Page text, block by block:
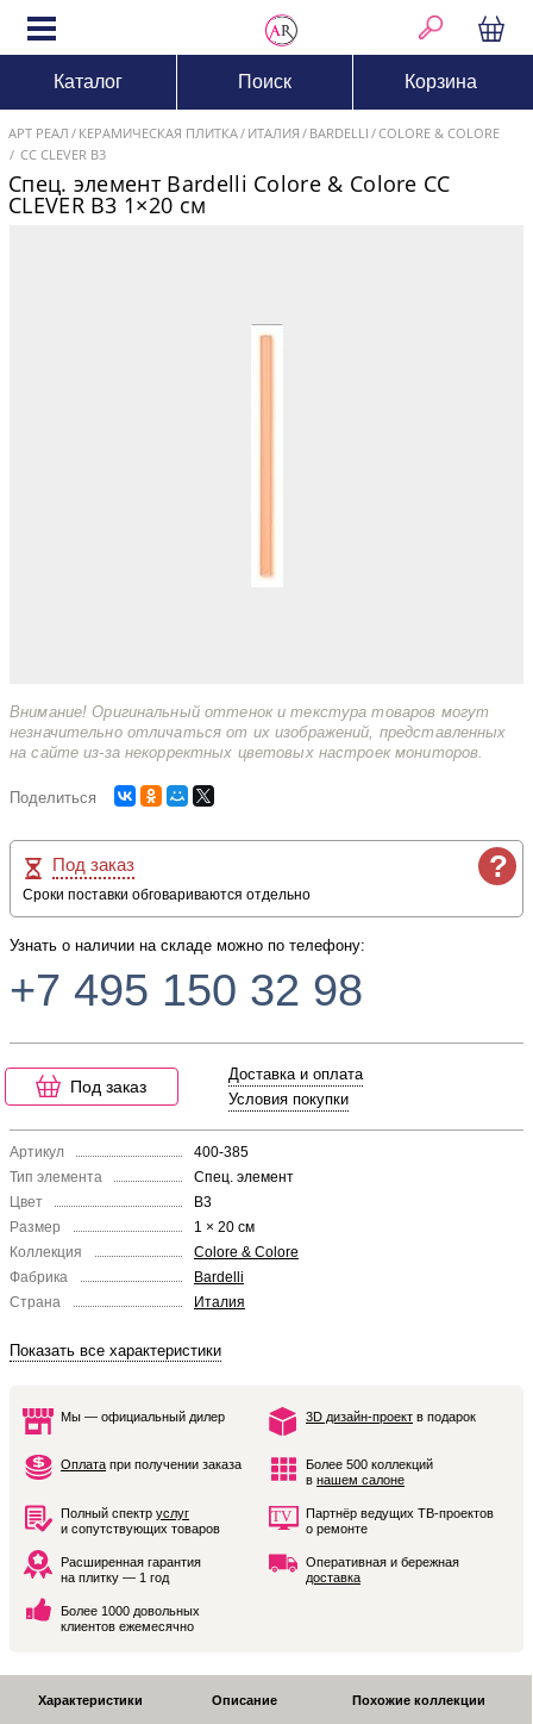
Каталог Поиск Корзина
АРТ РЕАЛ КЕРАМИЧЕСКАЯ ПЛИТКА ИТАЛИЯ BARDELLI COLORE & COLORE
CC CLEVER B3
Спец. элемент Bardelli Colore & Colore CC
CLEVER B3 1×20 см
Внимание! Оригинальный оттенок и текстура товаров могут
незначительно отличаться от их изображений, представленных
на сайте из-за некорректных цветовых настроек мониторов.
Поделиться
?
Под заказ
Сроки поставки обговариваются отдельно
Узнать о наличии на складе можно по телефону:
+7 495 150 32 98
Под заказ
Доставка и оплата
Условия покупки
Артикул
400-385
Тип элемента
Спец. элемент
Цвет
B3
Размер
1 × 20 см
Коллекция
Colore & Colore
Фабрика
Bardelli
Страна
Италия
Показать все характеристики
Мы — официальный дилер 3D дизайн-проект в подарок
Оплата при получении заказа
Более 500 коллекций
в нашем салоне
Полный спектр услуг
и сопутствующих товаров
Партнёр ведущих ТВ-проектов
о ремонте
Расширенная гарантия
на плитку — 1 год
Оперативная и бережная
доставка
Более 1000 довольных
клиентов ежемесячно
Характеристики Описание Похожие коллекции